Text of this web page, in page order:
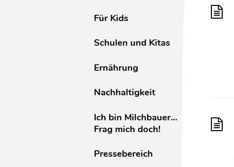
Für Kids
Schulen und Kitas
Ernährung
Nachhaltigkeit
Ich bin Milchbauer…
Frag mich doch!
Pressebereich